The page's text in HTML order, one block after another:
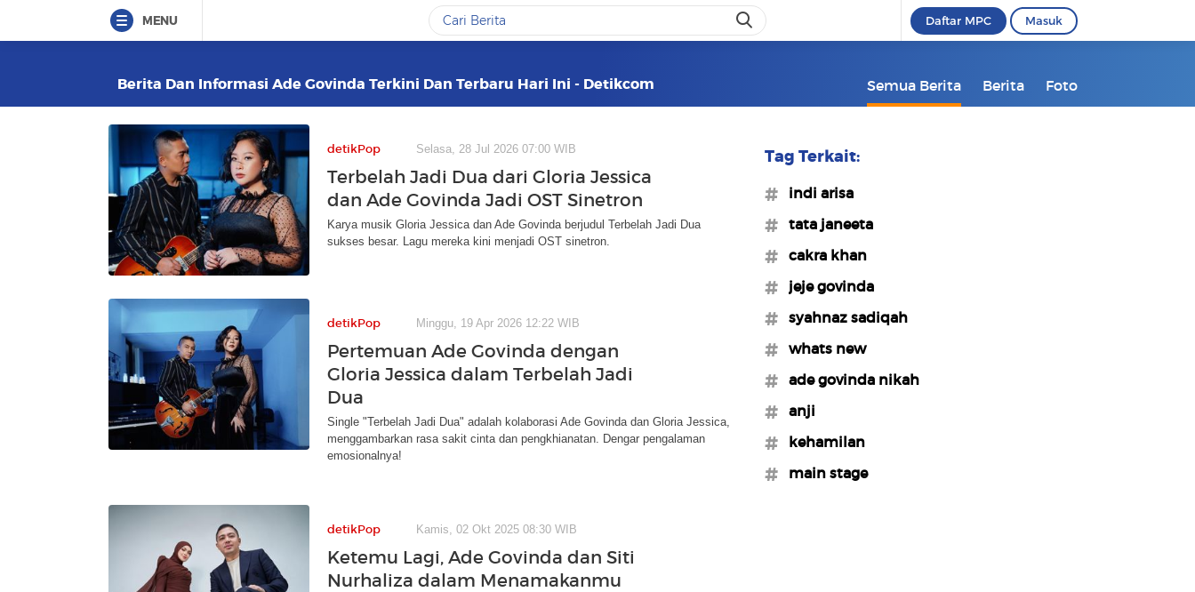
MENU Daftar MPC Masuk
Berita Dan Informasi Ade Govinda Terkini Dan Terbaru Hari Ini - Detikcom Semua Berita Berita Foto
detikPop Selasa, 28 Jul 2026 07:00 WIB
Terbelah Jadi Dua dari Gloria Jessica
dan Ade Govinda Jadi OST Sinetron
Karya musik Gloria Jessica dan Ade Govinda berjudul Terbelah Jadi Dua
sukses besar. Lagu mereka kini menjadi OST sinetron.
detikPop Minggu, 19 Apr 2026 12:22 WIB
Pertemuan Ade Govinda dengan
Gloria Jessica dalam Terbelah Jadi
Dua
Single "Terbelah Jadi Dua" adalah kolaborasi Ade Govinda dan Gloria Jessica,
menggambarkan rasa sakit cinta dan pengkhianatan. Dengar pengalaman
emosionalnya!
detikPop Kamis, 02 Okt 2025 08:30 WIB
Ketemu Lagi, Ade Govinda dan Siti
Nurhaliza dalam Menamakanmu
Tag Terkait:
#indi arisa
#tata janeeta
#cakra khan
#jeje govinda
#syahnaz sadiqah
#whats new
#ade govinda nikah
#anji
#kehamilan
#main stage